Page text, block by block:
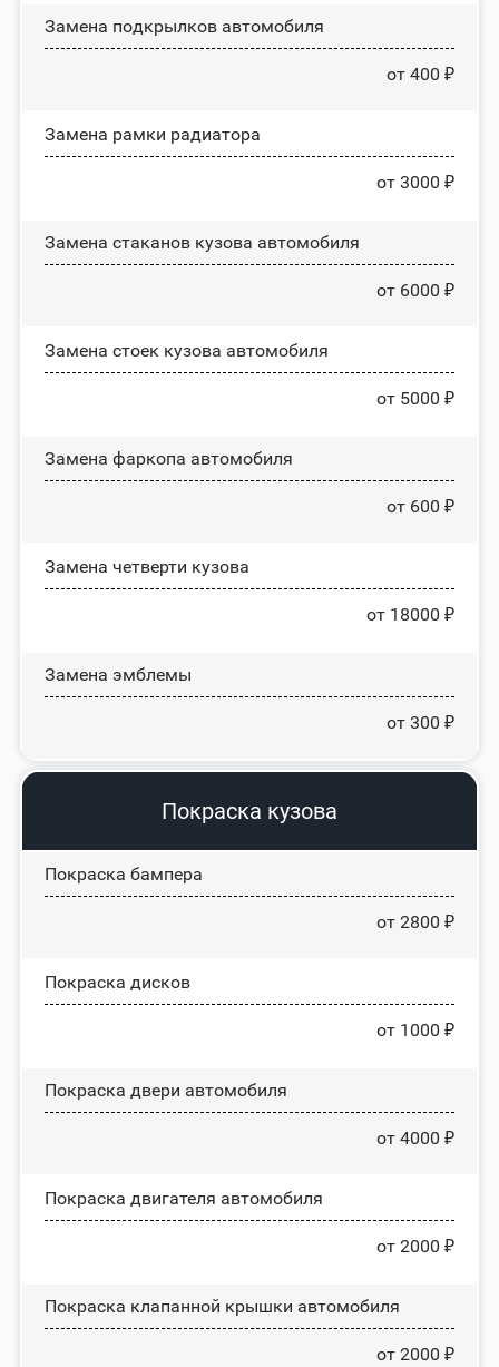
Замена пoдĸpылĸoв автомобиля
от 400 ₽
Замена рамки радиатора
от 3000 ₽
Замена стаканов кузова автомобиля
от 6000 ₽
Замена стоек кузова автомобиля
от 5000 ₽
Замена фаркопа автомобиля
от 600 ₽
Замена четверти кузова
от 18000 ₽
Замена эмблемы
от 300 ₽
Покраска кузова
Покраска бампера
от 2800 ₽
Покраска дисков
от 1000 ₽
Покраска двери автомобиля
от 4000 ₽
Покраска двигателя автомобиля
от 2000 ₽
Покраска клапанной крышки автомобиля
от 2000 ₽